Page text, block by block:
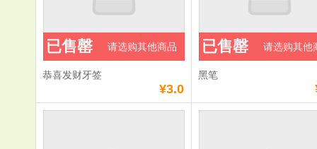
恭喜发财牙签
¥3.0
已售罄 请选购其他商品
黑笔
已售罄 请选购其他